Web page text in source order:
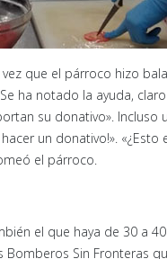
que el párroco hizo
ha notado la ayuda,
su donativo». Incluso
un donativo!». «¿Esto
el párroco.
el que haya de 30 a
Sin Fronteras